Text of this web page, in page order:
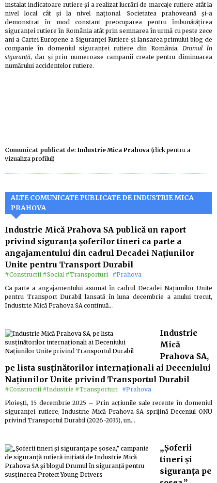
instalat indicatoare rutiere și a realizat lucrări de marcaje rutiere atât la
nivel local cât și la nivel național. Societatea prahoveană şi-a
demonstrat în mod constant preocuparea pentru îmbunătăţirea
siguranţei rutiere în România atât prin semnarea în urmă cu peste zece
ani a Cartei Europene a Siguranţei Rutiere şi lansarea primului blog de
companie în domeniul siguranţei rutiere din România, Drumul în
siguranţă, dar și prin numeroase campanii create pentru diminuarea
numărului accidentelor rutiere.
Comunicat publicat de: Industrie Mica Prahova (click pentru a
vizualiza profilul)
ALTE COMUNICATE PUBLICATE DE INDUSTRIE MICA
PRAHOVA
Industrie Mică Prahova SA publică un raport
privind siguranța șoferilor tineri ca parte a
angajamentului din cadrul Decadei Națiunilor
Unite pentru Transport Durabil
#Constructii #Social #Transporturi
#Prahova
Ca parte a angajamentului asumat în cadrul Decadei Națiunilor Unite
pentru Transport Durabil lansată în luna decembrie a anului trecut,
Industrie Mică Prahova SA continuă…
Industrie
Mică
Prahova SA,
pe lista susținătorilor internaționali ai Deceniului
Națiunilor Unite privind Transportul Durabil
#Constructii #Industrie #Transporturi
#Prahova
Ploiești, 15 decembrie 2025 – Prin acțiunile sale recente în domeniul
siguranței rutiere, Industrie Mică Prahova SA sprijină Deceniul ONU
privind Transportul Durabil (2026-2035), un…
„Șoferii
tineri și
siguranța pe